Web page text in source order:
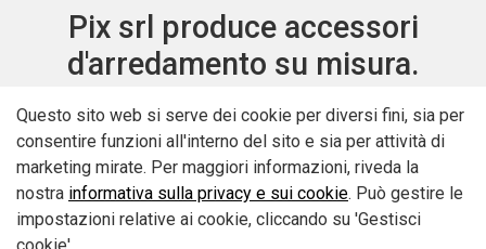
Questo sito web si serve dei cookie per diversi fini, sia per
consentire funzioni all'interno del sito e sia per attività di
marketing mirate. Per maggiori informazioni, riveda la
nostra informativa sulla privacy e sui cookie. Può gestire le
impostazioni relative ai cookie, cliccando su 'Gestisci
Pix srl produce accessori
d'arredamento su misura.
Il catalogo annovera oltre 200 articoli in 12 colorazioni, su
richiesta è possibile la realizzazione nuove colorazioni e
stampi di particolari in plastica.